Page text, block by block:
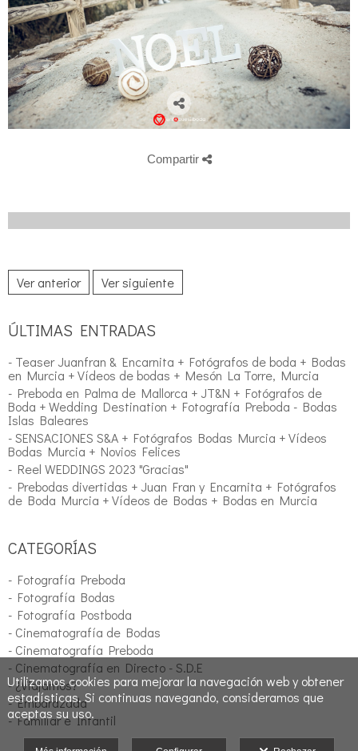
Compartir
Ver anterior Ver siguiente
ÚLTIMAS ENTRADAS
- Teaser Juanfran & Encarnita + Fotógrafos de boda + Bodas
en Murcia + Vídeos de bodas + Mesón La Torre, Murcia
- Preboda en Palma de Mallorca + JT&N + Fotógrafos de
Boda + Wedding Destination + Fotografía Preboda - Bodas
Islas Baleares
- SENSACIONES S&A + Fotógrafos Bodas Murcia + Vídeos
Bodas Murcia + Novios Felices
- Reel WEDDINGS 2023 "Gracias"
- Prebodas divertidas + Juan Fran y Encarnita + Fotógrafos
de Boda Murcia + Vídeos de Bodas + Bodas en Murcia
CATEGORÍAS
- Fotografía Preboda
- Fotografía Bodas
- Fotografía Postboda
- Cinematografía de Bodas
- Cinematografía Preboda
- Cinematografía en Directo - S.D.E
- ¿Viajamos?
- Embarazada
- Familiar e Infantil
Utilizamos cookies para mejorar la navegación web y obtener
estadísticas. Si continuas navegando, consideramos que
aceptas su uso.